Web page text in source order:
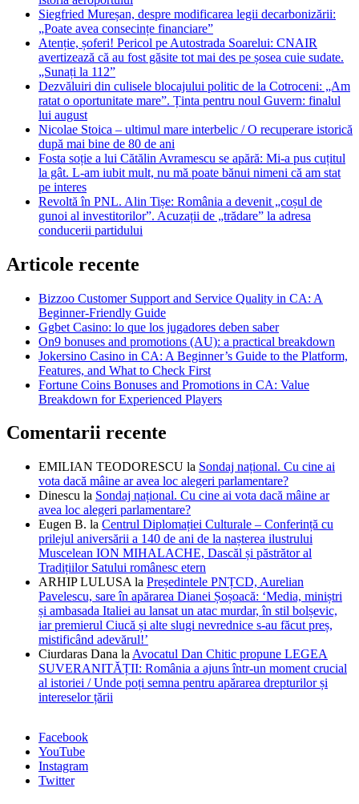
Siegfried Mureșan, despre modificarea legii decarbonizării:
„Poate avea consecințe financiare”
Atenție, șoferi! Pericol pe Autostrada Soarelui: CNAIR
avertizează că au fost găsite tot mai des pe șosea cuie sudate.
„Sunați la 112”
Dezvăluiri din culisele blocajului politic de la Cotroceni: „Am
ratat o oportunitate mare”. Ținta pentru noul Guvern: finalul
lui august
Nicolae Stoica – ultimul mare interbelic / O recuperare istorică
după mai bine de 80 de ani
Fosta soție a lui Cătălin Avramescu se apără: Mi-a pus cuțitul
la gât. L-am iubit mult, nu mă poate bănui nimeni că am stat
pe interes
Revoltă în PNL. Alin Tișe: România a devenit „coșul de
gunoi al investitorilor”. Acuzații de „trădare” la adresa
conducerii partidului
Articole recente
Bizzoo Customer Support and Service Quality in CA: A
Beginner-Friendly Guide
Ggbet Casino: lo que los jugadores deben saber
On9 bonuses and promotions (AU): a practical breakdown
Jokersino Casino in CA: A Beginner’s Guide to the Platform,
Features, and What to Check First
Fortune Coins Bonuses and Promotions in CA: Value
Breakdown for Experienced Players
Comentarii recente
EMILIAN TEODORESCU la Sondaj național. Cu cine ai
vota dacă mâine ar avea loc alegeri parlamentare?
Dinescu la Sondaj național. Cu cine ai vota dacă mâine ar
avea loc alegeri parlamentare?
Eugen B. la Centrul Diplomației Culturale – Conferință cu
prilejul aniversării a 140 de ani de la nașterea ilustrului
Muscelean ION MIHALACHE, Dascăl și păstrător al
Tradițiilor Satului românesc etern
ARHIP LULUSA la Președintele PNȚCD, Aurelian
Pavelescu, sare în apărarea Dianei Șoșoacă: ‘Media, miniștri
și ambasada Italiei au lansat un atac murdar, în stil bolșevic,
iar premierul Ciucă și alte slugi nevrednice s-au făcut preș,
mistificând adevărul!’
Ciurdaras Dana la Avocatul Dan Chitic propune LEGEA
SUVERANITĂȚII: România a ajuns într-un moment crucial
al istoriei / Unde poți semna pentru apărarea drepturilor și
intereselor țării
Facebook
YouTube
Instagram
Twitter